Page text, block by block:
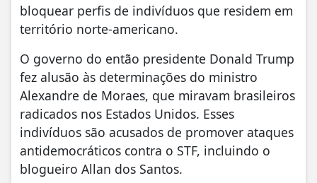
bloquear perfis de indivíduos que residem em
território norte-americano.
O governo do então presidente Donald Trump
fez alusão às determinações do ministro
Alexandre de Moraes, que miravam brasileiros
radicados nos Estados Unidos. Esses
indivíduos são acusados de promover ataques
antidemocráticos contra o STF, incluindo o
blogueiro Allan dos Santos.